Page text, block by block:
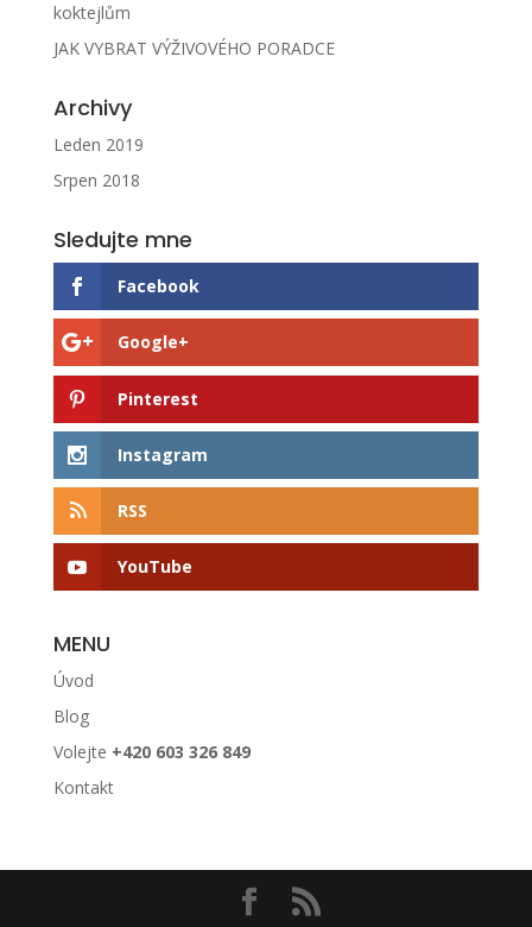
koktejlům
JAK VYBRAT VÝŽIVOVÉHO PORADCE
Archivy
Leden 2019
Srpen 2018
Sledujte mne
Facebook
Google+
Pinterest
Instagram
RSS
YouTube
MENU
Úvod
Blog
Volejte +420 603 326 849
Kontakt